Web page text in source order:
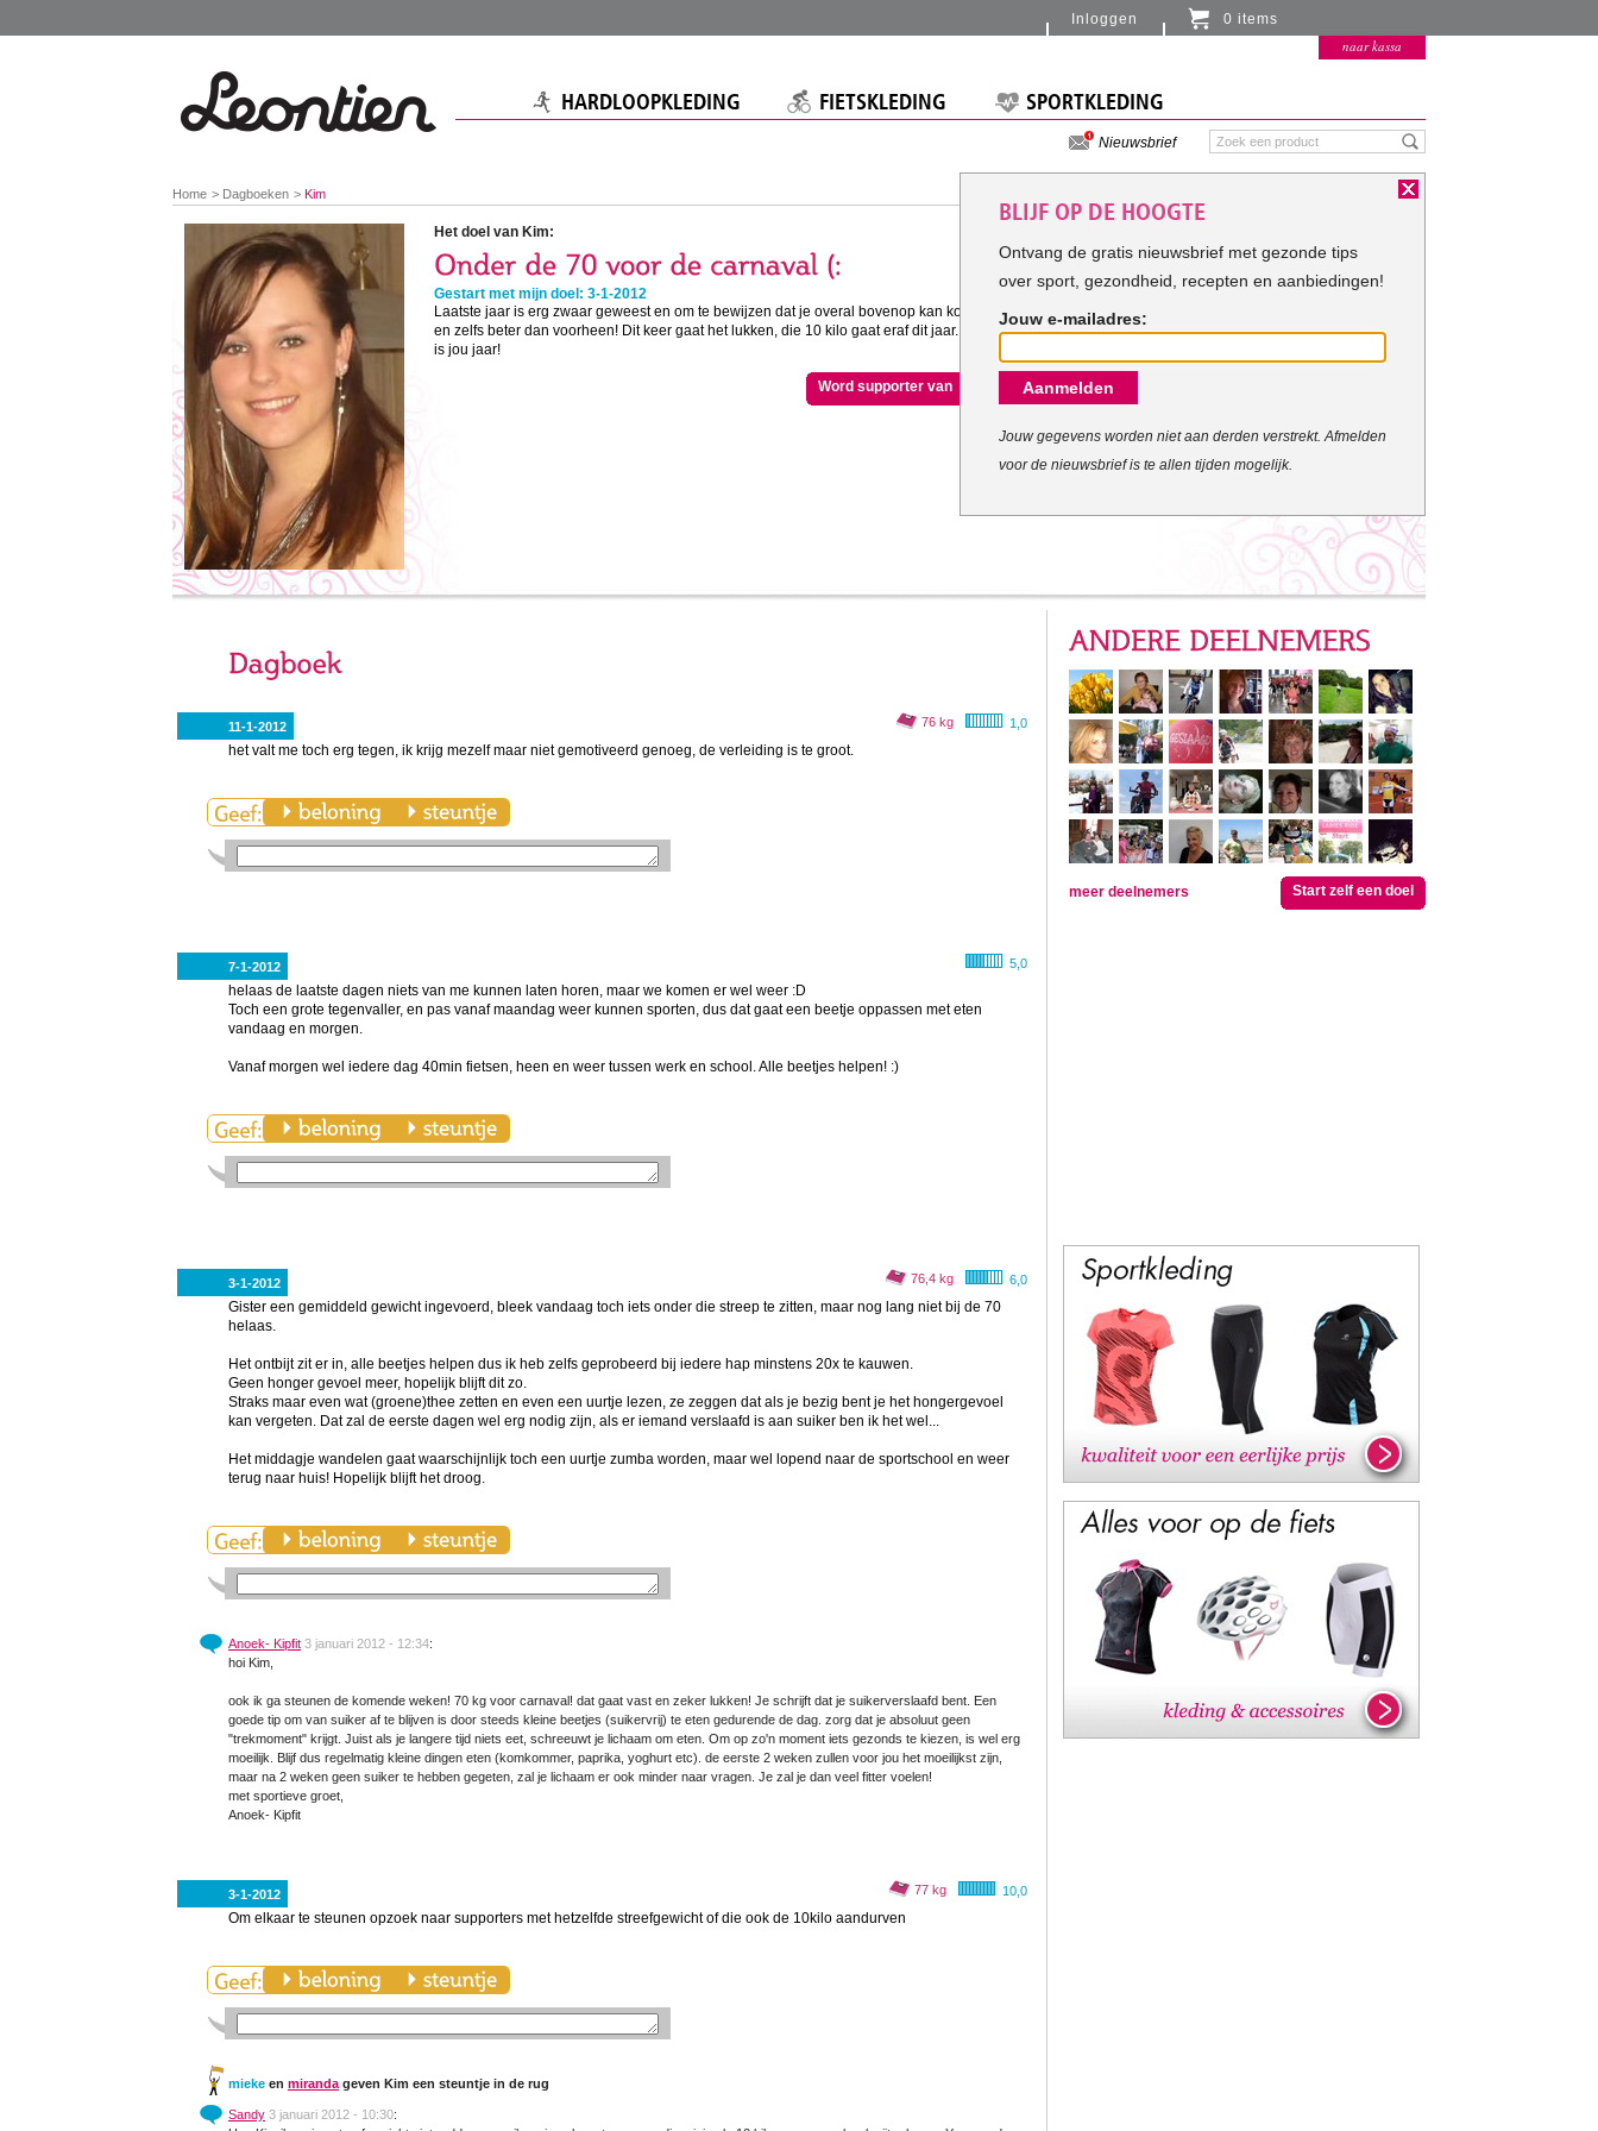
You
are
here:
Home Dagboeken Kim
Het doel van Kim:
Gestart met mijn doel: 3-1-2012
Laatste jaar is erg zwaar geweest en om te bewijzen dat je overal bovenop kan komen
en zelfs beter dan voorheen! Dit keer gaat het lukken, die 10 kilo gaat eraf dit jaar. 2012
is jou jaar!
Word supporter van Kim
11-1-2012 1,0
76 kg
het valt me toch erg tegen, ik krijg mezelf maar niet gemotiveerd genoeg, de verleiding is te groot.
7-1-2012 5,0
helaas de laatste dagen niets van me kunnen laten horen, maar we komen er wel weer :D
Toch een grote tegenvaller, en pas vanaf maandag weer kunnen sporten, dus dat gaat een beetje oppassen met eten
vandaag en morgen.
Vanaf morgen wel iedere dag 40min fietsen, heen en weer tussen werk en school. Alle beetjes helpen! :)
3-1-2012 6,0
76,4 kg
Gister een gemiddeld gewicht ingevoerd, bleek vandaag toch iets onder die streep te zitten, maar nog lang niet bij de 70
helaas.
Het ontbijt zit er in, alle beetjes helpen dus ik heb zelfs geprobeerd bij iedere hap minstens 20x te kauwen.
Geen honger gevoel meer, hopelijk blijft dit zo.
Straks maar even wat (groene)thee zetten en even een uurtje lezen, ze zeggen dat als je bezig bent je het hongergevoel
kan vergeten. Dat zal de eerste dagen wel erg nodig zijn, als er iemand verslaafd is aan suiker ben ik het wel...
Het middagje wandelen gaat waarschijnlijk toch een uurtje zumba worden, maar wel lopend naar de sportschool en weer
terug naar huis! Hopelijk blijft het droog.
Anoek- Kipfit 3 januari 2012 - 12:34:
hoi Kim,
ook ik ga steunen de komende weken! 70 kg voor carnaval! dat gaat vast en zeker lukken! Je schrijft dat je suikerverslaafd bent. Een
goede tip om van suiker af te blijven is door steeds kleine beetjes (suikervrij) te eten gedurende de dag. zorg dat je absoluut geen
"trekmoment" krijgt. Juist als je langere tijd niets eet, schreeuwt je lichaam om eten. Om op zo'n moment iets gezonds te kiezen, is wel erg
moeilijk. Blijf dus regelmatig kleine dingen eten (komkommer, paprika, yoghurt etc). de eerste 2 weken zullen voor jou het moeilijkst zijn,
maar na 2 weken geen suiker te hebben gegeten, zal je lichaam er ook minder naar vragen. Je zal je dan veel fitter voelen!
met sportieve groet,
Anoek- Kipfit
3-1-2012 10,0
77 kg
Om elkaar te steunen opzoek naar supporters met hetzelfde streefgewicht of die ook de 10kilo aandurven
mieke en miranda geven Kim een steuntje in de rug
Sandy 3 januari 2012 - 10:30:
meer deelnemers Start zelf een doel
HARDLOOPKLEDING FIETSKLEDING SPORTKLEDING
Nieuwsbrief
Inloggen 0 items
Er zitten momenteel geen artikelen in de
naar kassa
BLIJF OP DE HOOGTE
Ontvang de gratis nieuwsbrief met gezonde tips
over sport, gezondheid, recepten en aanbiedingen!
Jouw e-mailadres:
Aanmelden
Jouw gegevens worden niet aan derden verstrekt. Afmelden
voor de nieuwsbrief is te allen tijden mogelijk.